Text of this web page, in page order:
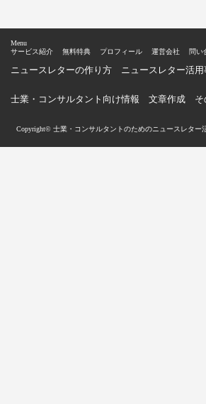
Menu
サービス紹介
無料特典 プロフィール 運営会社 問い
ニュースレターの作り方 ニュースレター活用
士業・コンサルタント向け情報 文章作成 そ
Copyright© 士業・コンサルタントのためのニュースレター